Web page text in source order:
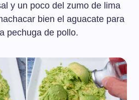
y un poco del zumo de lima
bien el aguacate para
pechuga de pollo.